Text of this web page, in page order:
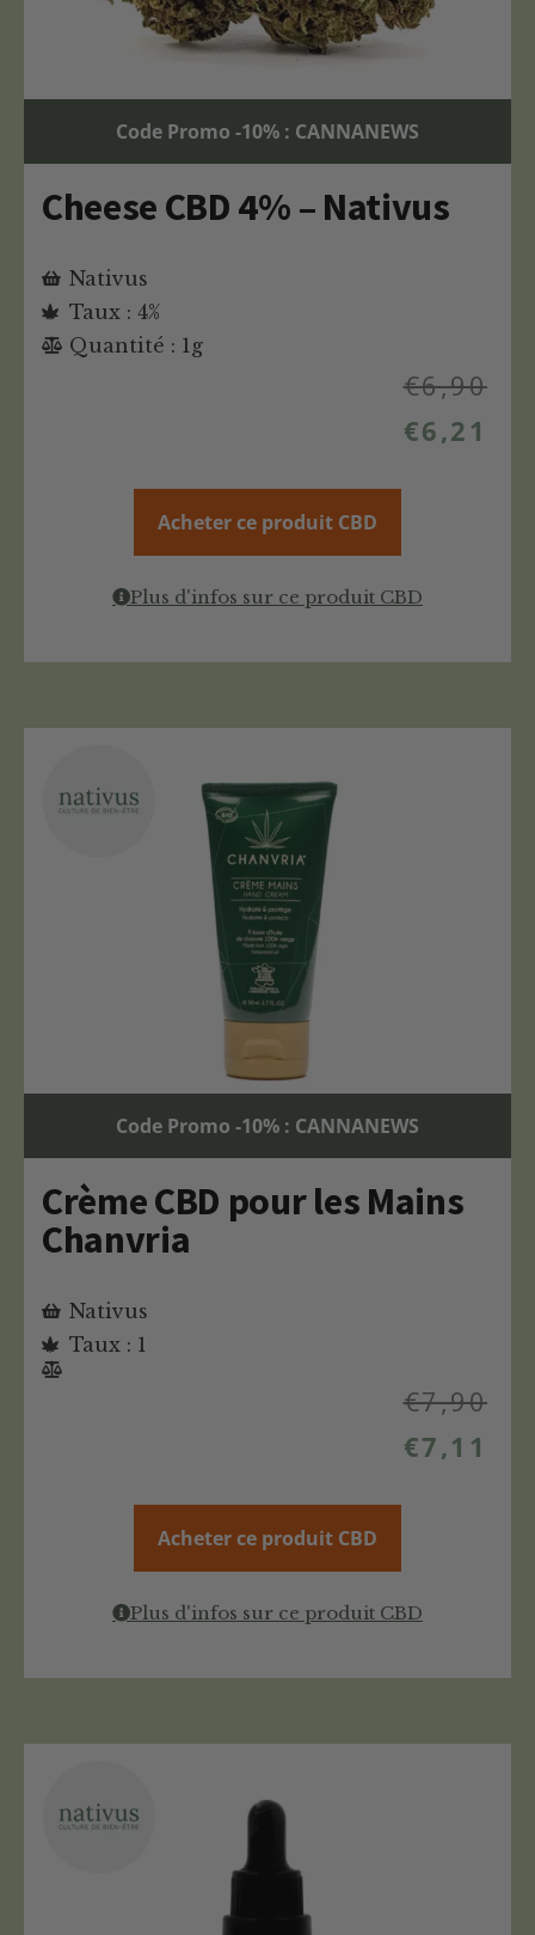
Code Promo -10% : CANNANEWS
Cheese CBD 4% – Nativus
Nativus
Taux : 4%
Quantité : 1g
€6,90
€6,21
Acheter ce produit CBD
Plus d'infos sur ce produit CBD
Code Promo -10% : CANNANEWS
Crème CBD pour les Mains
Chanvria
Nativus
Taux : 1
€7,90
€7,11
Acheter ce produit CBD
Plus d'infos sur ce produit CBD